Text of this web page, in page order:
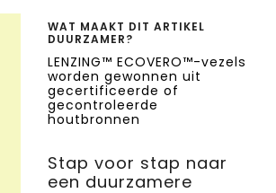
WAT MAAKT DIT ARTIKEL
DUURZAMER?
LENZING™ ECOVERO™-vezels
worden gewonnen uit
gecertificeerde of
gecontroleerde
houtbronnen
Stap voor stap naar
een duurzamere